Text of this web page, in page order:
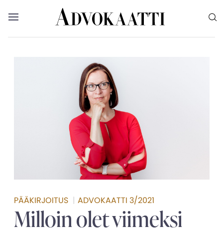
Avaa valikko
Valikon voit myös sulkea painamalla
Advokaatti etusivulle
PÄÄKIRJOITUS | ADVOKAATTI 3/2021
Milloin olet viimeksi